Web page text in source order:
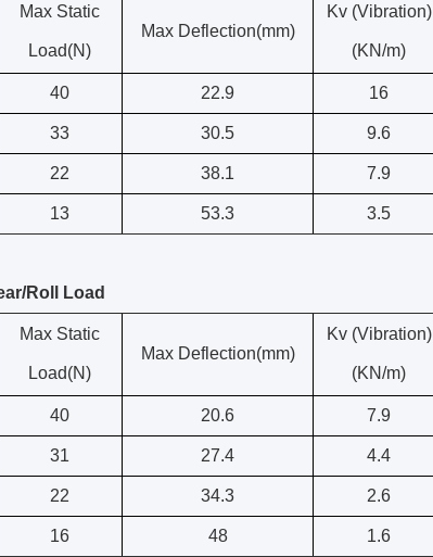
Max Static
Load(N)
Max Deflection(mm)
Kv (Vibration)
(KN/m)
40 22.9 16
33 30.5 9.6
22 38.1 7.9
13 53.3 3.5
Roll Load
Max Static
Load(N)
Max Deflection(mm)
Kv (Vibration)
(KN/m)
40 20.6 7.9
31 27.4 4.4
22 34.3 2.6
16 48 1.6